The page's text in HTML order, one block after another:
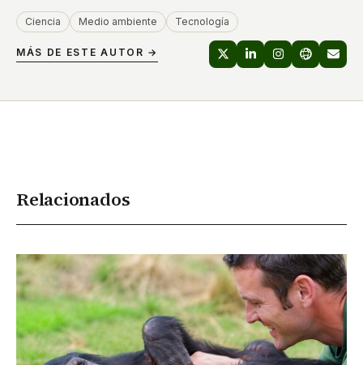
Ciencia Medio ambiente Tecnología
MÁS DE ESTE AUTOR →
Relacionados